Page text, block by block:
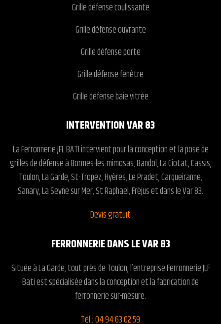
Grille défense coulissante
Grille défense ouvrante
Grille défense porte
Grille défense fenêtre
Grille défense baie vitrée
INTERVENTION VAR 83
La Ferronnerie JFL BATI intervient pour la conception et la pose de
grilles de défense à Bormes-les-mimosas, Bandol, La Ciotat, Cassis,
Toulon, La Garde, St-Tropez, Hyères, Le Pradet, Carqueiranne,
Sanary, La Seyne sur Mer, St Raphael, Frèjus et dans le Var 83.
Devis gratuit
FERRONNERIE DANS LE VAR 83
Située à La Garde, tout près de Toulon, l’entrepriseFerronnerie JLF
Batiest spécialisée dans la conception et la fabrication de
ferronnerie sur-mesure.
Tél : 04 94 63 02 59